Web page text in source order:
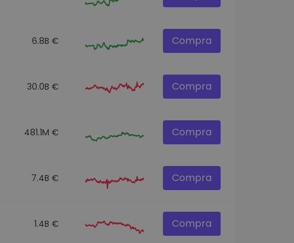
6.8B € Compra
30.0B € Compra
481.1M € Compra
7.4B € Compra
1.4B € Compra